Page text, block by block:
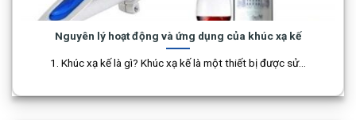
Nguyên lý hoạt động và ứng dụng của khúc xạ kế
1. Khúc xạ kế là gì? Khúc xạ kế là một thiết bị được sử...